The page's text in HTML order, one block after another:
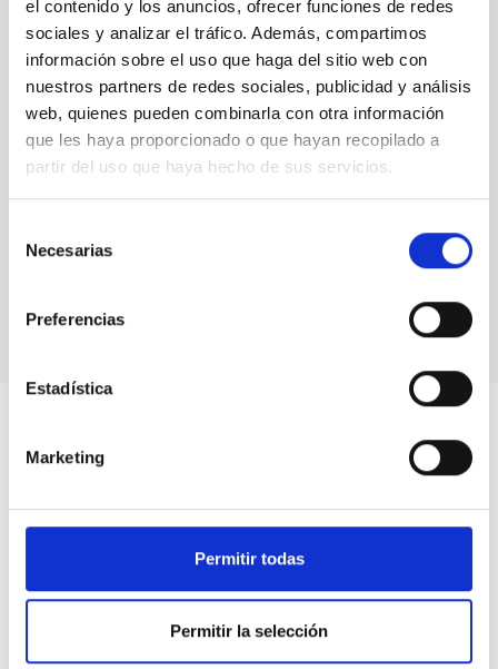
el contenido y los anuncios, ofrecer funciones de redes
sociales y analizar el tráfico. Además, compartimos
información sobre el uso que haga del sitio web con
nuestros partners de redes sociales, publicidad y análisis
web, quienes pueden combinarla con otra información
que les haya proporcionado o que hayan recopilado a
partir del uso que haya hecho de sus servicios.
Necesarias
Preferencias
Estadística
Marketing
Permitir todas
Permitir la selección
Miss
Leavitt,
unveiled at
University